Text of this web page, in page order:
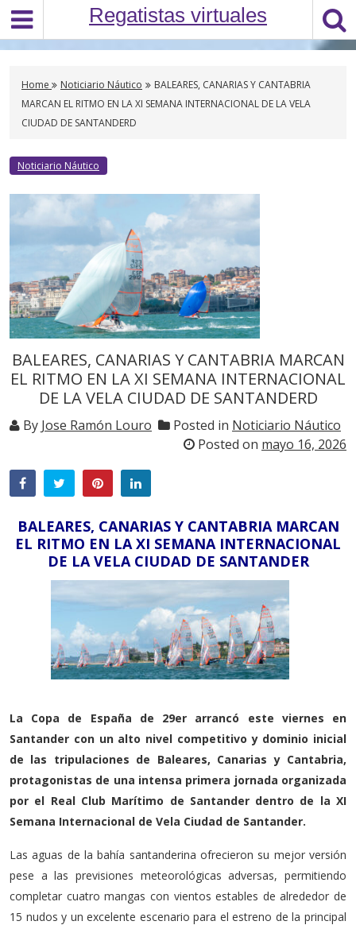
i
Regatistas virtuales
Home Noticiario Náutico
BALEARES, CANARIAS Y CANTABRIA
MARCAN EL RITMO EN LA XI SEMANA INTERNACIONAL DE LA VELA
CIUDAD DE SANTANDERD
Noticiario Náutico
BALEARES, CANARIAS Y CANTABRIA MARCAN
EL RITMO EN LA XI SEMANA INTERNACIONAL
DE LA VELA CIUDAD DE SANTANDERD
By Jose Ramón Louro Posted in Noticiario Náutico
Posted on mayo 16, 2026
BALEARES, CANARIAS Y CANTABRIA MARCAN
EL RITMO EN LA XI SEMANA INTERNACIONAL
DE LA VELA CIUDAD DE SANTANDER
La Copa de España de 29er arrancó este viernes en
Santander con un alto nivel competitivo y dominio inicial
de las tripulaciones de Baleares, Canarias y Cantabria,
protagonistas de una intensa primera jornada organizada
por el Real Club Marítimo de Santander dentro de la XI
Semana Internacional de Vela Ciudad de Santander.
Las aguas de la bahía santanderina ofrecieron su mejor versión
pese a las previsiones meteorológicas adversas, permitiendo
completar cuatro mangas con vientos estables de alrededor de
15 nudos y un excelente escenario para el estreno de la principal